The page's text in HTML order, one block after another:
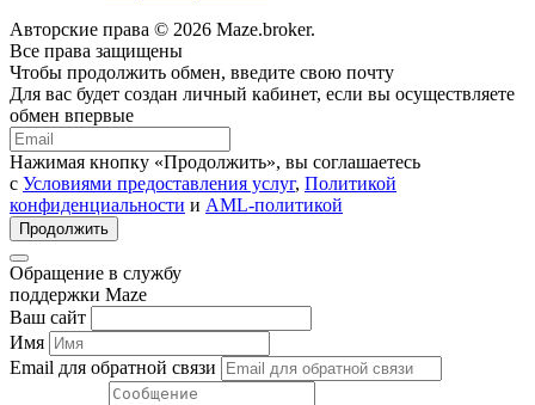
Авторские права © 2026 Maze.broker.
Все права защищены
Чтобы продолжить обмен, введите свою почту
Для вас будет создан личный кабинет, если вы осуществляете
обмен впервые
Нажимая кнопку «Продолжить», вы соглашаетесь
с Условиями предоставления услуг, Политикой
конфиденциальности и AML-политикой
Продолжить
Обращение в службу
поддержки Maze
Ваш сайт
Имя
Email для обратной связи